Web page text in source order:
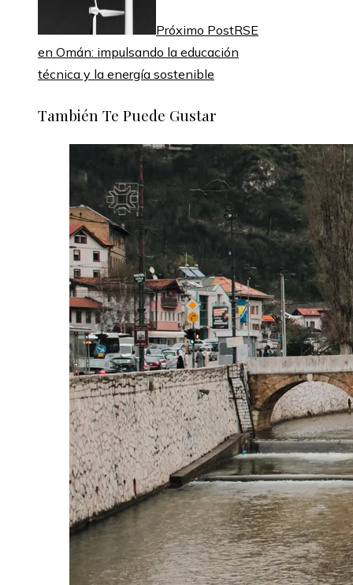
Próximo PostRSE
en Omán: impulsando la educación
técnica y la energía sostenible
También Te Puede Gustar